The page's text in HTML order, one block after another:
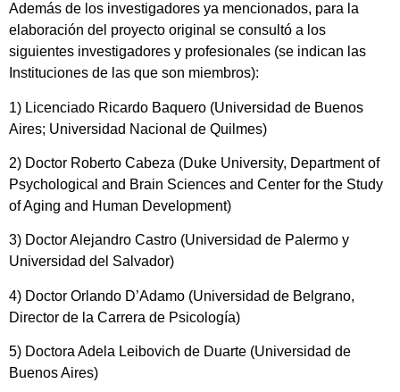
Además de los investigadores ya mencionados, para la
elaboración del proyecto original se consultó a los
siguientes investigadores y profesionales (se indican las
Instituciones de las que son miembros):
1) Licenciado Ricardo Baquero (Universidad de Buenos
Aires; Universidad Nacional de Quilmes)
2) Doctor Roberto Cabeza (Duke University, Department of
Psychological and Brain Sciences and Center for the Study
of Aging and Human Development)
3) Doctor Alejandro Castro (Universidad de Palermo y
Universidad del Salvador)
4) Doctor Orlando D’Adamo (Universidad de Belgrano,
Director de la Carrera de Psicología)
5) Doctora Adela Leibovich de Duarte (Universidad de
Buenos Aires)